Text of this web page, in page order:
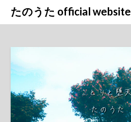
Skipたのうた official website